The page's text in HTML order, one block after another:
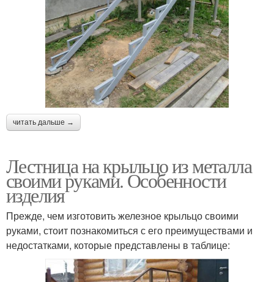
читать дальше →
Лестница на крыльцо из металла
своими руками. Особенности
изделия
Прежде, чем изготовить железное крыльцо своими
руками, стоит познакомиться с его преимуществами и
недостатками, которые представлены в таблице: